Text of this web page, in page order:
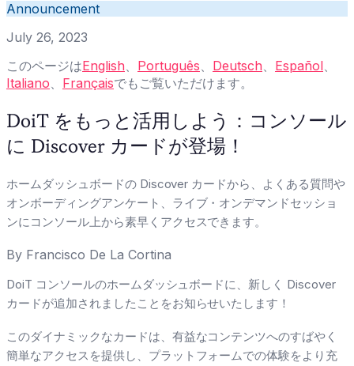
Announcement
July 26, 2023
このページはEnglish、 Português、 Deutsch、 Español、
Italiano、 Françaisでもご覧いただけます。
DoiT をもっと活用しよう：コンソール
に Discover カードが登場！
ホームダッシュボードの Discover カードから、よくある質問や
オンボーディングアンケート、ライブ・オンデマンドセッショ
ンにコンソール上から素早くアクセスできます。
By Francisco De La Cortina
DoiT コンソールのホームダッシュボードに、新しく Discover
カードが追加されましたことをお知らせいたします！
このダイナミックなカードは、有益なコンテンツへのすばやく
簡単なアクセスを提供し、プラットフォームでの体験をより充